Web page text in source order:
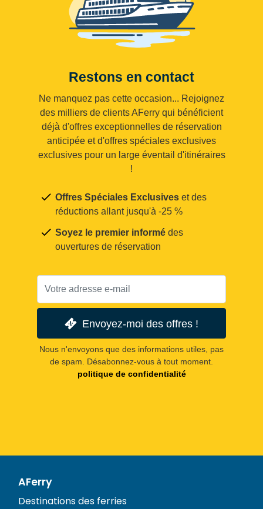
Restons en contact
Ne manquez pas cette occasion... Rejoignez
des milliers de clients AFerry qui bénéficient
déjà d'offres exceptionnelles de réservation
anticipée et d'offres spéciales exclusives
exclusives pour un large éventail d'itinéraires
!
Offres Spéciales Exclusives et des
réductions allant jusqu'à -25 %
Soyez le premier informé des
ouvertures de réservation
Envoyez-moi des offres !
Nous n'envoyons que des informations utiles, pas
de spam. Désabonnez-vous à tout moment.
politique de confidentialité
AFerry
Destinations des ferries